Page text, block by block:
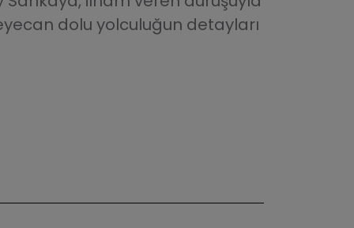
dolu yolculuğun detayları